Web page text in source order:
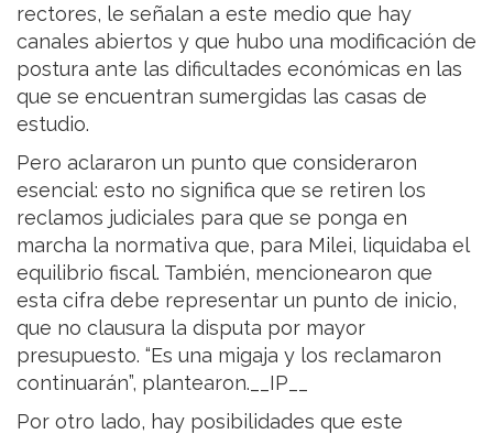
rectores, le señalan a este medio que hay
canales abiertos y que hubo una modificación de
postura ante las dificultades económicas en las
que se encuentran sumergidas las casas de
estudio.
Pero aclararon un punto que consideraron
esencial: esto no significa que se retiren los
reclamos judiciales para que se ponga en
marcha la normativa que, para Milei, liquidaba el
equilibrio fiscal. También, mencionearon que
esta cifra debe representar un punto de inicio,
que no clausura la disputa por mayor
presupuesto. “Es una migaja y los reclamaron
continuarán”, plantearon.__IP__
Por otro lado, hay posibilidades que este